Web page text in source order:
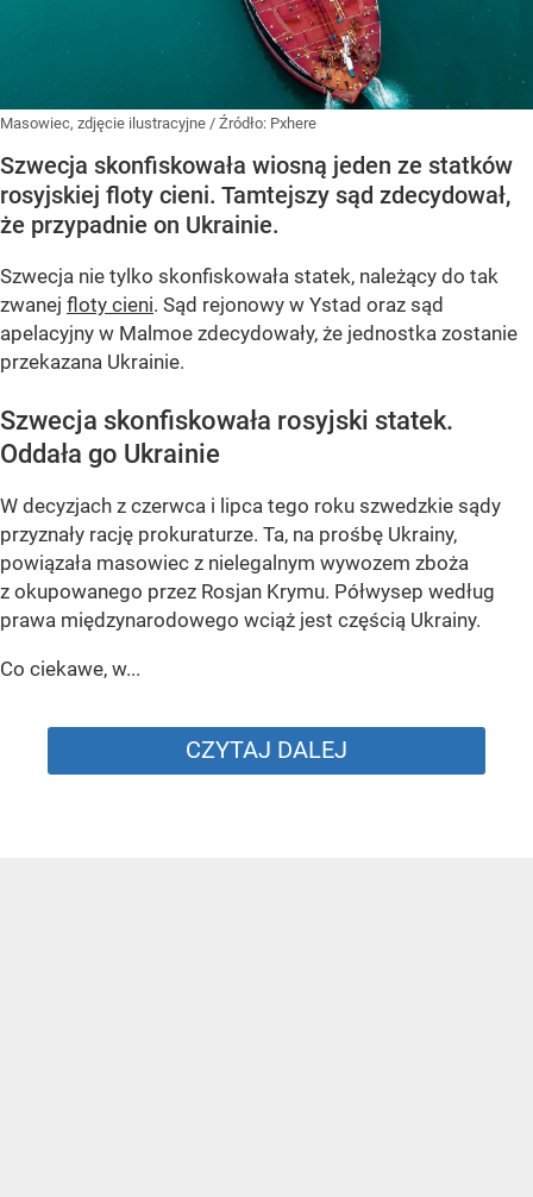
Masowiec, zdjęcie ilustracyjne / Źródło: Pxhere
Szwecja skonfiskowała wiosną jeden ze statków
rosyjskiej floty cieni. Tamtejszy sąd zdecydował,
że przypadnie on Ukrainie.
Szwecja nie tylko skonfiskowała statek, należący do tak
zwanej floty cieni. Sąd rejonowy w Ystad oraz sąd
apelacyjny w Malmoe zdecydowały, że jednostka zostanie
przekazana Ukrainie.
Szwecja skonfiskowała rosyjski statek.
Oddała go Ukrainie
W decyzjach z czerwca i lipca tego roku szwedzkie sądy
przyznały rację prokuraturze. Ta, na prośbę Ukrainy,
powiązała masowiec z nielegalnym wywozem zboża
z okupowanego przez Rosjan Krymu. Półwysep według
prawa międzynarodowego wciąż jest częścią Ukrainy.
Co ciekawe, w...
CZYTAJ DALEJ